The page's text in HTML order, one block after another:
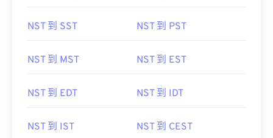
NST 到 SST NST 到 PST
NST 到 MST NST 到 EST
NST 到 EDT NST 到 IDT
NST 到 IST NST 到 CEST